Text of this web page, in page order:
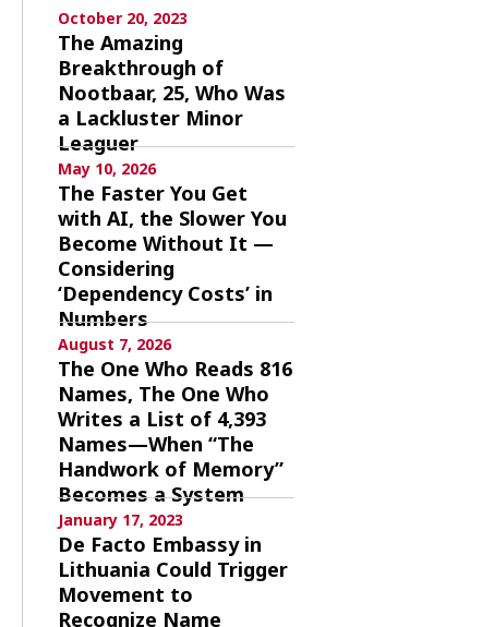
October 20, 2023
The Amazing
Breakthrough of
Nootbaar, 25, Who Was
a Lackluster Minor
Leaguer
May 10, 2026
The Faster You Get
with AI, the Slower You
Become Without It —
Considering
‘Dependency Costs’ in
Numbers
August 7, 2026
The One Who Reads 816
Names, The One Who
Writes a List of 4,393
Names—When “The
Handwork of Memory”
Becomes a System
January 17, 2023
De Facto Embassy in
Lithuania Could Trigger
Movement to
Recognize Name